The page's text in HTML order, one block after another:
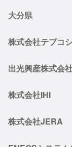
大分県
株式会社テプコ
出光興産株式会
株式会社IHI
株式会社JERA